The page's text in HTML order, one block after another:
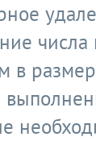
числа
в